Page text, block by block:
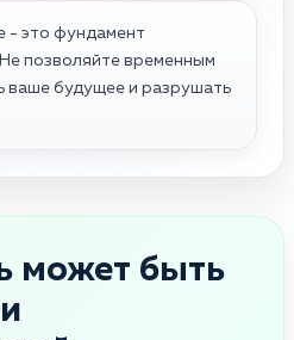
- это фундамент
позволяйте временным
ваше будущее и разрушать
может быть